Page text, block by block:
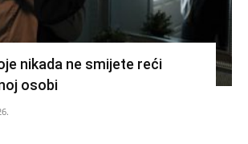
nikada ne smijete reći
osobi